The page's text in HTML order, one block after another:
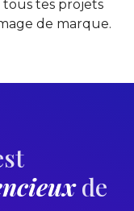
tes projets
de marque.
de